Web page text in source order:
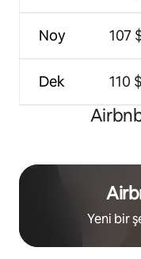
Noy
Dek
107
110
Yeni bir